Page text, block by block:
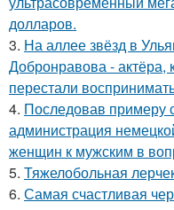
долларов.
3. На аллее звёзд в
Добронравова - актёра,
перестали
4. Последовав примеру
администрация
женщин к мужским в
5. Тяжелобольная
6. Самая счастливая